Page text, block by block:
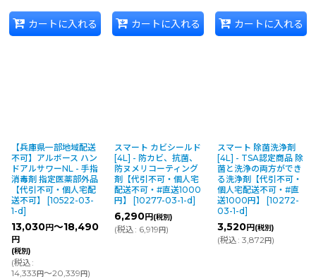
カートに入れる カートに入れる カートに入れる
【兵庫県一部地域配送
不可】アルボース ハン
ドアルサワーNL - 手指
消毒剤 指定医薬部外品
【代引不可・個人宅配
送不可】
[10522-03-
1-d]
13,030円～18,490
円
(税別)
(税込:
14,333円～20,339円)
スマート カビシールド
[4L] - 防カビ、抗菌、
防ヌメリコーティング
剤【代引不可・個人宅
配送不可・#直送1000
円】
[10277-03-1-d]
6,290円 (税別)
(税込: 6,919円)
スマート 除菌洗浄剤
[4L] - TSA認定商品 除
菌と洗浄の両方ができ
る洗浄剤【代引不可・
個人宅配送不可・#直
送1000円】
[10272-
03-1-d]
3,520円 (税別)
(税込: 3,872円)